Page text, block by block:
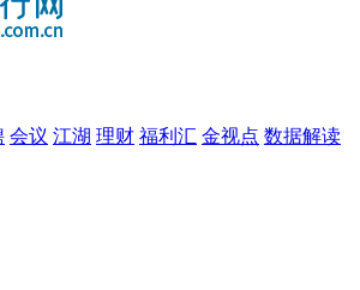
会议 江湖 理财 福利汇 金视点 数据解读